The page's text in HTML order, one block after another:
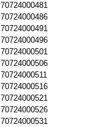
70724000481
70724000486
70724000491
70724000496
70724000501
70724000506
70724000511
70724000516
70724000521
70724000526
70724000531